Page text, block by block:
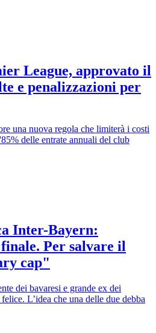
League, approvato il
e penalizzazioni per
una nuova regola che limiterà i costi
delle entrate annuali del club
Inter-Bayern:
Per salvare il
cap"
dei bavaresi e grande ex dei
L’idea che una delle due debba